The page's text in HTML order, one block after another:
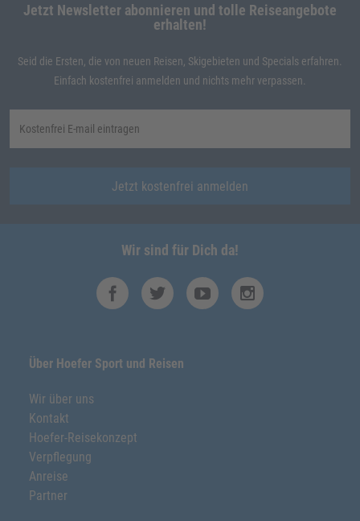
Jetzt Newsletter abonnieren und tolle Reiseangebote
erhalten!
Seid die Ersten, die von neuen Reisen, Skigebieten und Specials erfahren.
Einfach kostenfrei anmelden und nichts mehr verpassen.
Jetzt kostenfrei anmelden
Wir sind für Dich da!
Über Hoefer Sport und Reisen
Wir über uns
Kontakt
Hoefer-Reisekonzept
Verpflegung
Anreise
Partner